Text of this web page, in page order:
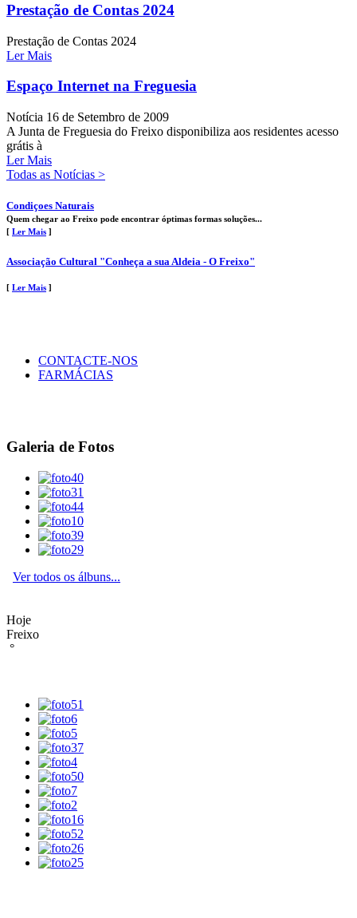
Prestação de Contas 2024
Prestação de Contas 2024
Ler Mais
Espaço Internet na Freguesia
Notícia 16 de Setembro de 2009
A Junta de Freguesia do Freixo disponibiliza aos residentes acesso
grátis à
Ler Mais
Todas as Notícias >
Condiçoes Naturais
Quem chegar ao Freixo pode encontrar óptimas formas soluções...
[ Ler Mais ]
Associação Cultural "Conheça a sua Aldeia - O Freixo"
[ Ler Mais ]
CONTACTE-NOS
FARMÁCIAS
Galeria de Fotos
Ver todos os álbuns...
Hoje
Freixo
°